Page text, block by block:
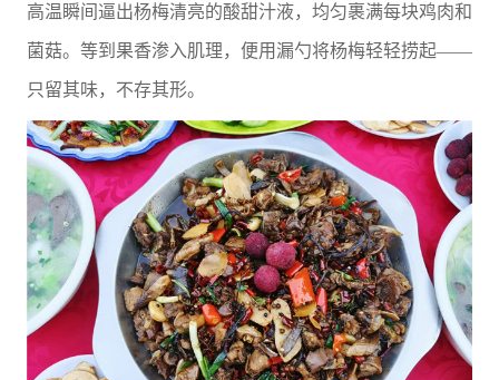
高温瞬间逼出杨梅清亮的酸甜汁液，均匀裹满每块鸡肉和
菌菇。等到果香渗入肌理，便用漏勺将杨梅轻轻捞起——
只留其味，不存其形。